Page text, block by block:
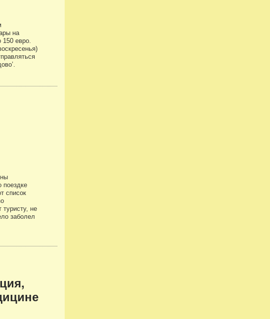
на
150 евро.
поездке
список
туристу, не
заболел